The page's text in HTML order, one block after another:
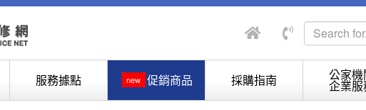
服務據點 new 促銷商品 採購指南 公家機
企業服